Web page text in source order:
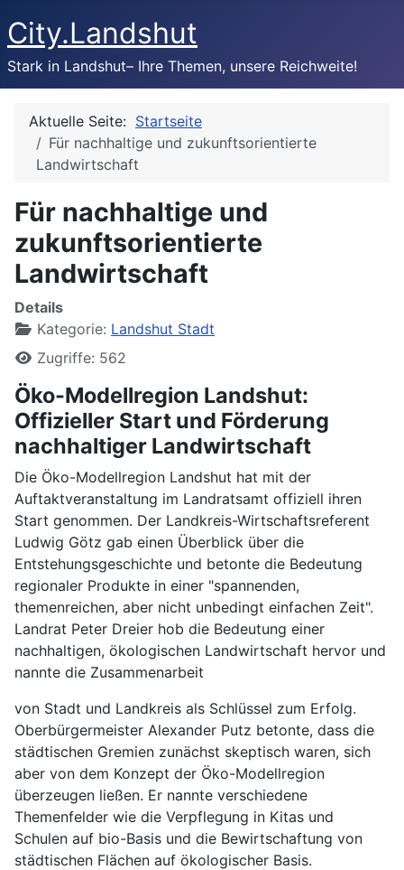
City.Landshut
Stark in Landshut– Ihre Themen, unsere Reichweite!
Aktuelle Seite: Startseite
Für nachhaltige und zukunftsorientierte
Landwirtschaft
Für nachhaltige und
zukunftsorientierte
Landwirtschaft
Details
Kategorie: Landshut Stadt
Zugriffe: 562
Öko-Modellregion Landshut:
Offizieller Start und Förderung
nachhaltiger Landwirtschaft
Die Öko-Modellregion Landshut hat mit der
Auftaktveranstaltung im Landratsamt offiziell ihren
Start genommen. Der Landkreis-Wirtschaftsreferent
Ludwig Götz gab einen Überblick über die
Entstehungsgeschichte und betonte die Bedeutung
regionaler Produkte in einer "spannenden,
themenreichen, aber nicht unbedingt einfachen Zeit".
Landrat Peter Dreier hob die Bedeutung einer
nachhaltigen, ökologischen Landwirtschaft hervor und
nannte die Zusammenarbeit
von Stadt und Landkreis als Schlüssel zum Erfolg.
Oberbürgermeister Alexander Putz betonte, dass die
städtischen Gremien zunächst skeptisch waren, sich
aber von dem Konzept der Öko-Modellregion
überzeugen ließen. Er nannte verschiedene
Themenfelder wie die Verpflegung in Kitas und
Schulen auf bio-Basis und die Bewirtschaftung von
städtischen Flächen auf ökologischer Basis.